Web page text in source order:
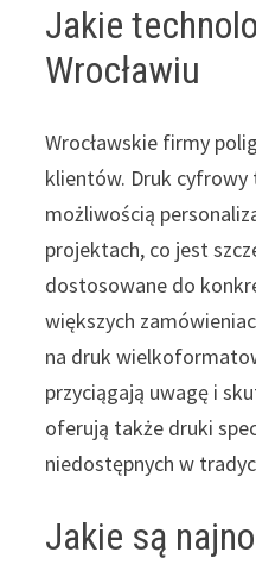
Jakie
Wrocławiu
Wrocławskie firmy
klientów. Druk cyfrowy
możliwością
projektach, co jest
dostosowane do
większych
na druk
przyciągają uwagę i
oferują także druki
niedostępnych w
Jakie są